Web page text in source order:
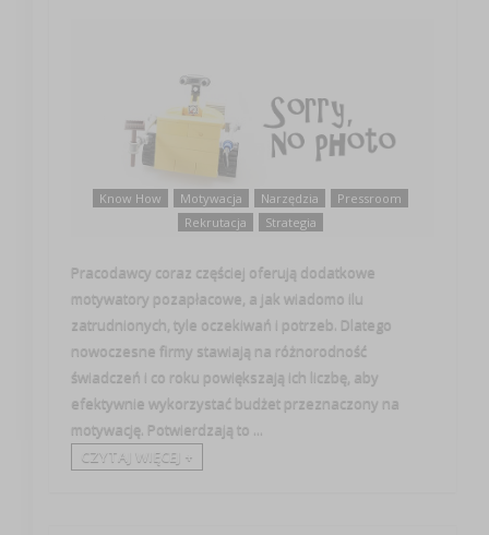
Know How Motywacja Narzędzia
Pressroom
Rekrutacja
Strategia
Pracodawcy coraz częściej oferują dodatkowe
motywatory pozapłacowe, a jak wiadomo ilu
zatrudnionych, tyle oczekiwań i potrzeb. Dlatego
nowoczesne firmy stawiają na różnorodność
świadczeń i co roku powiększają ich liczbę, aby
efektywnie wykorzystać budżet przeznaczony na
motywację. Potwierdzają to ...
CZYTAJ WIĘCEJ +